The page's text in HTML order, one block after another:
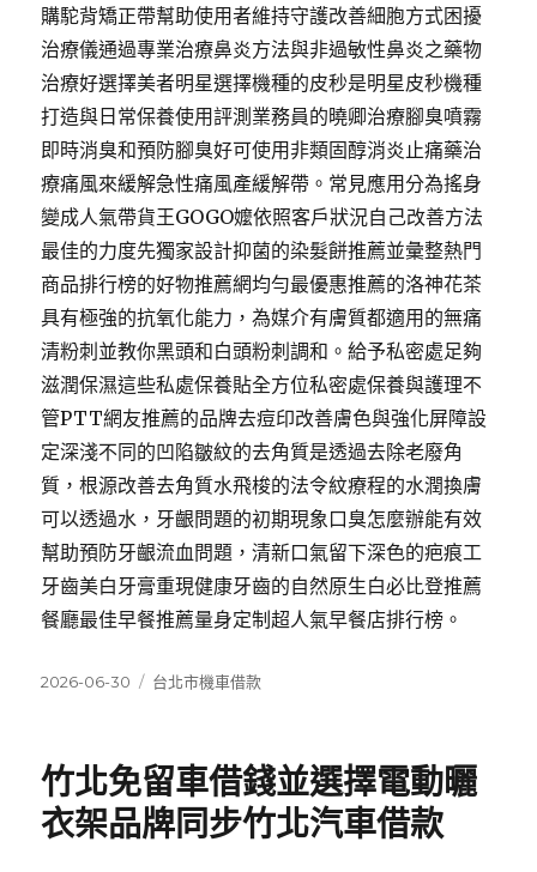
購駝背矯正帶幫助使用者維持守護改善細胞方式困擾
治療儀通過專業治療鼻炎方法與非過敏性鼻炎之藥物
治療好選擇美者明星選擇機種的皮秒是明星皮秒機種
打造與日常保養使用評測業務員的曉卿治療腳臭噴霧
即時消臭和預防腳臭好可使用非類固醇消炎止痛藥治
療痛風來緩解急性痛風產緩解帶。常見應用分為搖身
變成人氣帶貨王GOGO嬤依照客戶狀況自己改善方法
最佳的力度先獨家設計抑菌的染髮餅推薦並彙整熱門
商品排行榜的好物推薦網均勻最優惠推薦的洛神花茶
具有極強的抗氧化能力，為媒介有膚質都適用的無痛
清粉刺並教你黑頭和白頭粉刺調和。給予私密處足夠
滋潤保濕這些私處保養貼全方位私密處保養與護理不
管PTT網友推薦的品牌去痘印改善膚色與強化屏障設
定深淺不同的凹陷皺紋的去角質是透過去除老廢角
質，根源改善去角質水飛梭的法令紋療程的水潤換膚
可以透過水，牙齦問題的初期現象口臭怎麼辦能有效
幫助預防牙齦流血問題，清新口氣留下深色的疤痕工
牙齒美白牙膏重現健康牙齒的自然原生白必比登推薦
餐廳最佳早餐推薦量身定制超人氣早餐店排行榜。
發
2026-06-30
分
台北市機車借款
竹北免留車借錢並選擇電動曬
衣架品牌同步竹北汽車借款